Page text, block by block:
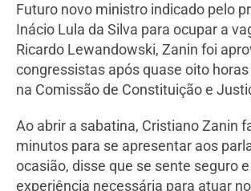
Futuro novo ministro indicado pelo
Inácio Lula da Silva para ocupar a
Ricardo Lewandowski, Zanin foi
congressistas após quase oito
na Comissão de Constituição e
Ao abrir a sabatina, Cristiano Zanin
minutos para se apresentar aos
ocasião, disse que se sente seguro
experiência necessária para atuar